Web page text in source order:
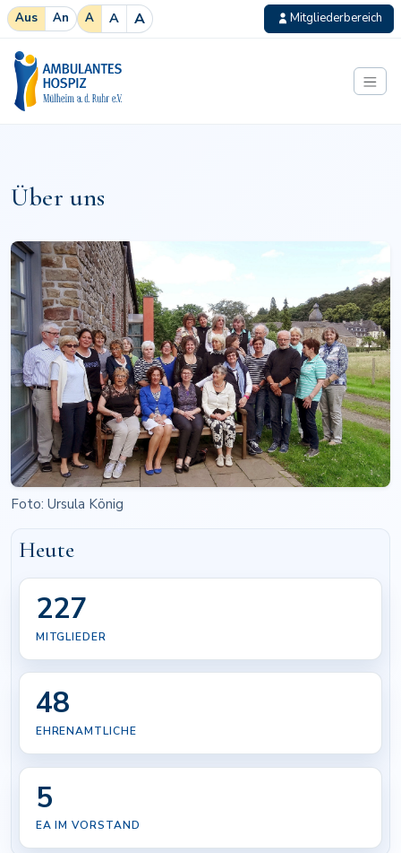
Zum Inhalt springen
Aus An A A A Mitgliederbereich
Ambulantes Hospiz
Über uns
Foto: Ursula König
Heute
227
MITGLIEDER
48
EHRENAMTLICHE
5
EA IM VORSTAND